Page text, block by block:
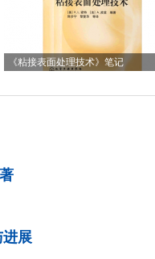
由2011年全球手机销量数据臆测
UNDERFILL的用量
国内外导电银粉、银浆、导电胶
况《粘接表面处理技术》笔记
进展